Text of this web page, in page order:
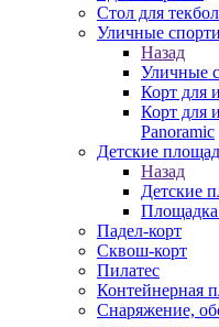
Стол для
Уличные
Назад
Уличные
Корт для
Корт для
Panoramic
Детские
Назад
Детские
Площадка
Падел-корт
Сквош-корт
Пилатес
Контейнерная
Снаряжение,